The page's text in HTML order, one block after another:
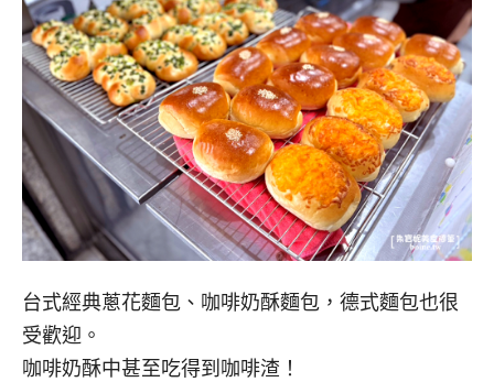
台式經典蔥花麵包、咖啡奶酥麵包，德式麵包也很
受歡迎。
咖啡奶酥中甚至吃得到咖啡渣！